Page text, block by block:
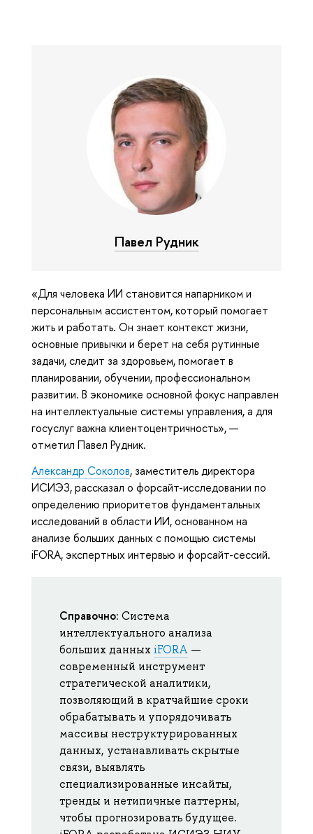
Павел Рудник
«Для человека ИИ становится напарником и
персональным ассистентом, который помогает
жить и работать. Он знает контекст жизни,
основные привычки и берет на себя рутинные
задачи, следит за здоровьем, помогает в
планировании, обучении, профессиональном
развитии. В экономике основной фокус направлен
на интеллектуальные системы управления, а для
госуслуг важна клиентоцентричность», —
отметил Павел Рудник.
Александр Соколов, заместитель директора
ИСИЭЗ, рассказал о форсайт-исследовании по
определению приоритетов фундаментальных
исследований в области ИИ, основанном на
анализе больших данных с помощью системы
iFORA, экспертных интервью и форсайт-сессий.
Справочно: Система
интеллектуального анализа
больших данных iFORA —
современный инструмент
стратегической аналитики,
позволяющий в кратчайшие сроки
обрабатывать и упорядочивать
массивы неструктурированных
данных, устанавливать скрытые
связи, выявлять
специализированные инсайты,
тренды и нетипичные паттерны,
чтобы прогнозировать будущее.